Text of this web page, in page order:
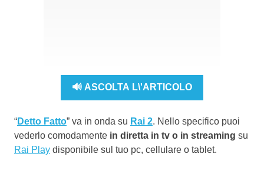
🔊 ASCOLTA L\'ARTICOLO
“Detto Fatto” va in onda su Rai 2. Nello specifico puoi
vederlo comodamente in diretta in tv o in streaming su
Rai Play disponibile sul tuo pc, cellulare o tablet.